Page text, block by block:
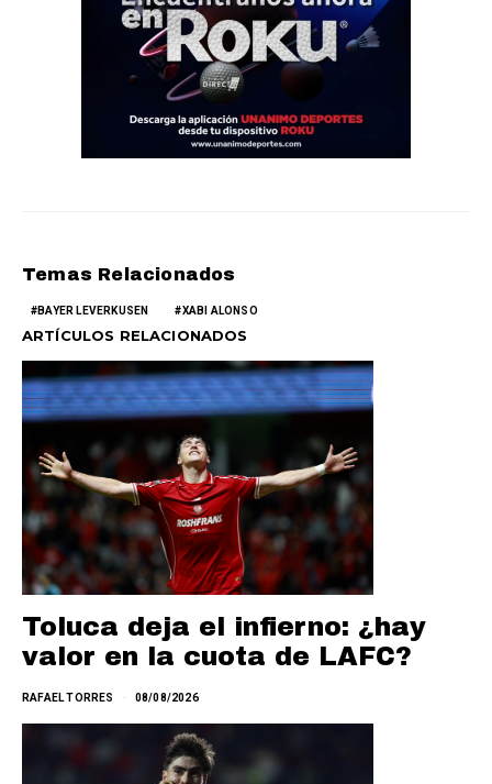
Temas Relacionados
BAYER LEVERKUSEN XABI ALONSO
ARTÍCULOS RELACIONADOS
Toluca deja el infierno: ¿hay
valor en la cuota de LAFC?
RAFAEL TORRES 08/08/2026